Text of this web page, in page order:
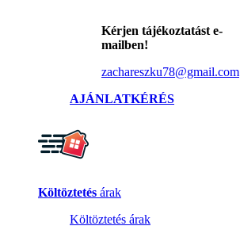
Kérjen tájékoztatást e-
mailben!
zachareszku78@gmail.com
AJÁNLATKÉRÉS
Költöztetés árak
Költöztetés árak